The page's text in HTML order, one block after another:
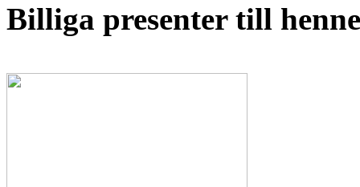
Billiga presenter till